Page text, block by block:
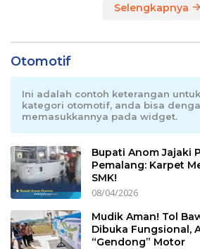
Selengkapnya
Otomotif
Ini adalah contoh keterangan
kategori otomotif, anda bisa
memasukkannya pada widget.
Bupati Anom Jajaki
Pemalang: Karpet
SMK!
08/04/2026
Mudik Aman! Tol
Dibuka Fungsional,
“Gendong” Motor